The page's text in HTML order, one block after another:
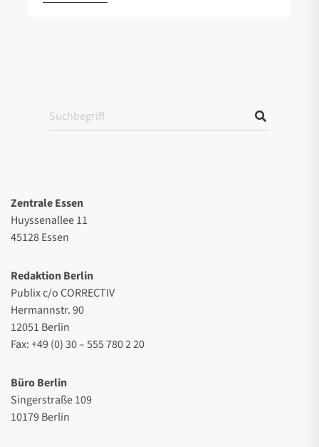
Zentrale Essen
Huyssenallee 11
45128 Essen
Redaktion Berlin
Publix c/o CORRECTIV
Hermannstr. 90
12051 Berlin
Fax: +49 (0) 30 – 555 780 2 20
Büro Berlin
Singerstraße 109
10179 Berlin